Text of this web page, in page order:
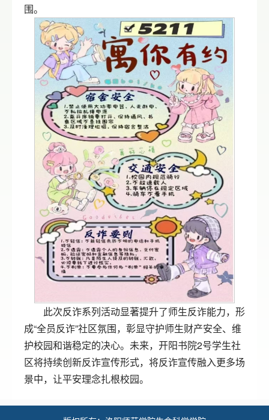
围。
此次反诈系列活动显著提升了师生反诈能力，形
成“全员反诈”社区氛围，彰显守护师生财产安全、维
护校园和谐稳定的决心。未来，开阳书院2号学生社
区将持续创新反诈宣传形式，将反诈宣传融入更多场
景中，让平安理念扎根校园。